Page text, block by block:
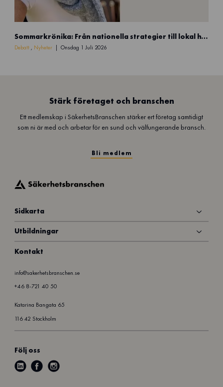
o
m
Sommarkrönika: Från nationella strategier till lokal handlingskraft
Debatt , Nyheter Onsdag 1 Juli 2026
Stärk företaget och branschen
Ett medlemskap i SäkerhetsBranschen stärker ert företag samtidigt
som ni är med och arbetar för en sund och välfungerande bransch.
Bli medlem
Sidkarta
Utbildningar
Kontakt
info@sakerhetsbranschen.se
+46 8-721 40 50
Katarina Bangata 65
116 42 Stockholm
Följ oss
l
f
i